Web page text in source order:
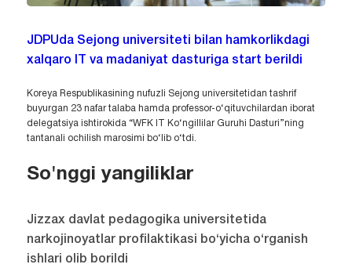
JDPUda Sejong universiteti bilan hamkorlikdagi
xalqaro IT va madaniyat dasturiga start berildi
Koreya Respublikasining nufuzli Sejong universitetidan tashrif
buyurgan 23 nafar talaba hamda professor-o‘qituvchilardan iborat
delegatsiya ishtirokida “WFK IT Ko‘ngillilar Guruhi Dasturi”ning
tantanali ochilish marosimi bo‘lib o‘tdi.
So'nggi yangiliklar
Jizzax davlat pedagogika universitetida
narkojinoyatlar profilaktikasi bo‘yicha o‘rganish
ishlari olib borildi